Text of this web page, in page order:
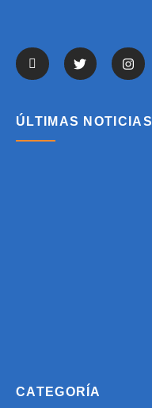
ÚLTIMAS NOTICIAS
CATEGORÍA